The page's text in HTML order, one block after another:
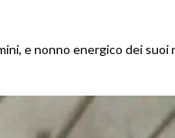
e nonno energico dei suoi